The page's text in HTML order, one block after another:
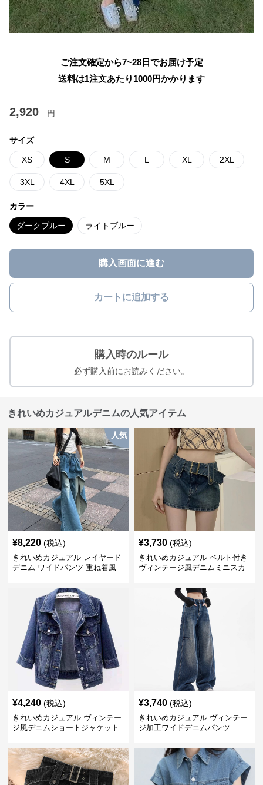
ご注文確定から7~28日でお届け予定
送料は1注文あたり 1000円かかります
2,920 円
サイズ
XS S M L XL 2XL
3XL 4XL 5XL
カラー
ダークブルー ライトブルー
購入画面に進む
カートに追加する
購入時のルール
必ず購入前にお読みください。
きれいめカジュアルデニムの人気アイテム
人気
¥8,220 (税込)
きれいめカジュアル レイヤード
デニム ワイドパンツ 重ね着風
¥3,730 (税込)
きれいめカジュアル ベルト付き
ヴィンテージ風デニムミニスカ
¥4,240 (税込)
きれいめカジュアル ヴィンテー
ジ風デニムショートジャケット
¥3,740 (税込)
きれいめカジュアル ヴィンテー
ジ加工ワイドデニムパンツ